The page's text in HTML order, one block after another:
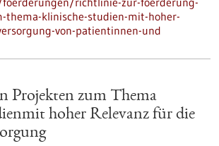
thema-klinische-studien-mit-hoher-
von-patientinnen-und
Projekten zum Thema
hoher Relevanz für die